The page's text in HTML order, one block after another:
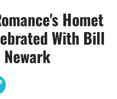
Homet
With Bill